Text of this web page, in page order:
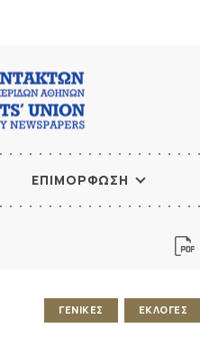
ΕΠΙΜΟΡΦΩΣΗ
ΓΕΝΙΚΕΣ ΕΚΛΟΓΕΣ